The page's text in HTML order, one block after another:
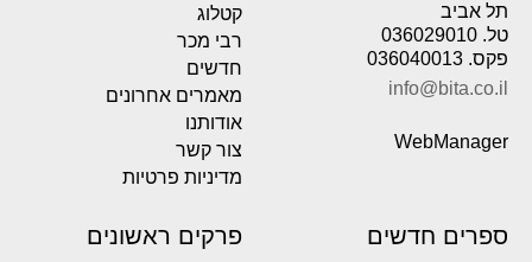
תל אביב
טל. 036029010
פקס. 036040013
info@bita.co.il
WebManager
קטלוג
רבי מכר
חדשים
מאמרים אחרונים
אודותנו
צור קשר
מדיניות פרטיות
ספרים חדשים פרקים ראשונים